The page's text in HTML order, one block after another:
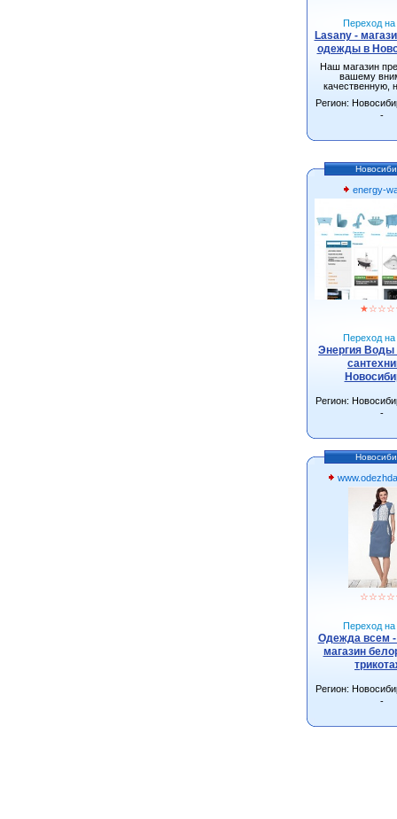
Переход на
Lasany -
одежды в
Наш магазин
вашему
качественную,
Регион:
-
energy-
★☆☆☆
Переход на
Энергия Воды
Регион:
-
☆☆☆☆
Переход на
Одежда всем -
магазин
Регион:
-